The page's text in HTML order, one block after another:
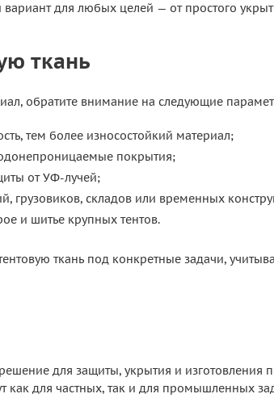
вариант для любых целей — от простого
ткань
обратите внимание на следующие
тем более износостойкий материал;
покрытия;
от УФ-лучей;
грузовиков, складов или временных
и шитье крупных тентов.
ткань под конкретные задачи,
для защиты, укрытия и изготовления
для частных, так и для промышленных